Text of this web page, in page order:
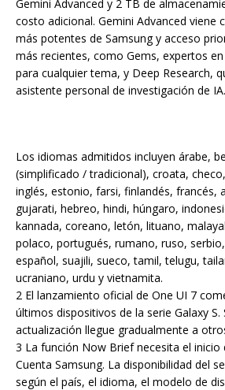
Gemini Advanced y 2 TB de
costo adicional. Gemini Advanced viene
más potentes de Samsung y acceso
más recientes, como Gems, expertos
para cualquier tema, y Deep Research,
asistente personal de investigación de IA.
Los idiomas admitidos incluyen árabe,
(simplificado / tradicional), croata,
inglés, estonio, farsi, finlandés, francés,
gujarati, hebreo, hindi, húngaro,
kannada, coreano, letón, lituano,
polaco, portugués, rumano, ruso,
español, suajili, sueco, tamil, telugu,
ucraniano, urdu y vietnamita.
2 El lanzamiento oficial de One UI 7
últimos dispositivos de la serie Galaxy S.
actualización llegue gradualmente a
3 La función Now Brief necesita el inicio
Cuenta Samsung. La disponibilidad del
según el país, el idioma, el modelo de